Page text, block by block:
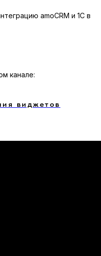
amoCRM и 1С в
канале:
виджетов